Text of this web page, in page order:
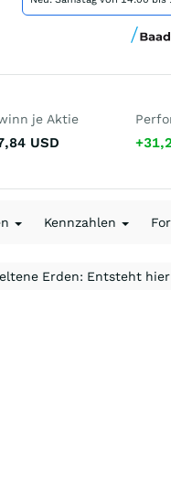
je Aktie
USD
Kennzahlen
Erden: Entsteht